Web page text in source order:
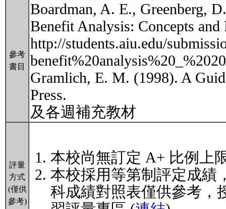
參考
書目
Boardman, A. E., Greenberg,
Benefit Analysis: Concepts
http://students.aiu.edu/
Gramlich, E. M. (1998). A
Press.
及各週補充教材
評量
方式
(僅供
參考)
本校尚無訂定 A+ 比例上
本校採用等第制評定成績
科成績對照表僅供參考，